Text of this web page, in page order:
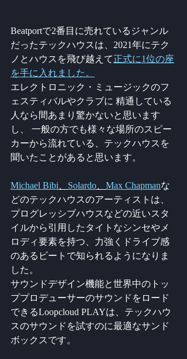
Beatportで2番目に売れているジャンル
だったテックハウスは、2021年にテク
ノとハウスを飛び越えて正式に1位の座
を手に入れました。
エレクトロニック・ミュージックのフ
ェスティバルやクラブに 精通している
人なら間あまり驚かないと思います
し、 一般の方でも様々な場所のスピー
カーから流れている、テックハウスを
聞いたことがあると思います。
Michael Bibi Solardo Max Chapmanな
どのテックハウスのアーティストは、
プログレッシブハウスなどの近いスタ
イルから引用したタイトなシンセやメ
ロディ要素を持つ、力強くドライブ感
のあるビートで知られるようになりま
した。
サウンドデザイン機能と世界中のトッ
ププロデューサーのサウンドをロード
できるLoopcloud PLAYは、テックハウ
スのサウンドを試すのに最適なサンド
ボックスです。